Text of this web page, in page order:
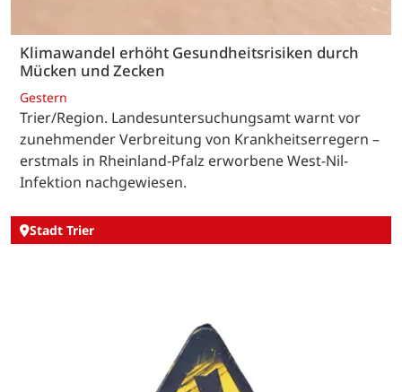
Klimawandel erhöht Gesundheitsrisiken durch
Mücken und Zecken
Gestern
Trier/Region. Landesuntersuchungsamt warnt vor
zunehmender Verbreitung von Krankheitserregern –
erstmals in Rheinland-Pfalz erworbene West-Nil-
Infektion nachgewiesen.
Stadt Trier